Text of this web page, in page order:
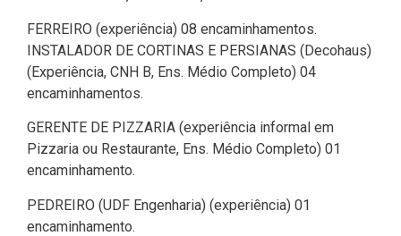
FERREIRO (experiência) 08 encaminhamentos.
INSTALADOR DE CORTINAS E PERSIANAS (Decohaus)
(Experiência, CNH B, Ens. Médio Completo) 04
encaminhamentos.
GERENTE DE PIZZARIA (experiência informal em
Pizzaria ou Restaurante, Ens. Médio Completo) 01
encaminhamento.
PEDREIRO (UDF Engenharia) (experiência) 01
encaminhamento.